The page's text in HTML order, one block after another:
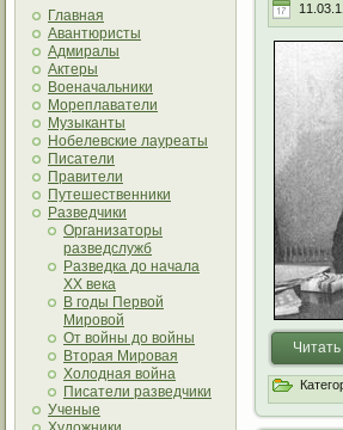
Главная
Авантюристы
Адмиралы
Актеры
Военачальники
Мореплаватели
Музыканты
Нобелевские лауреаты
Писатели
Правители
Путешественники
Разведчики
Организаторы
разведслужб
Разведка до начала
XX века
В годы Первой
Мировой
От войны до войны
Вторая Мировая
Холодная война
Писатели разведчики
Ученые